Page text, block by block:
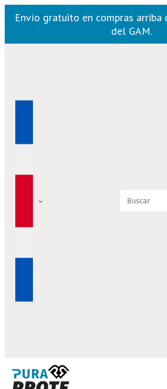
Envío gratuito en compras
del GAM.
Buscar